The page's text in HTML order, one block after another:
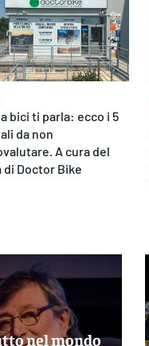
bici ti parla: ecco i 5
da non
A cura del
di Doctor Bike
nel mondo